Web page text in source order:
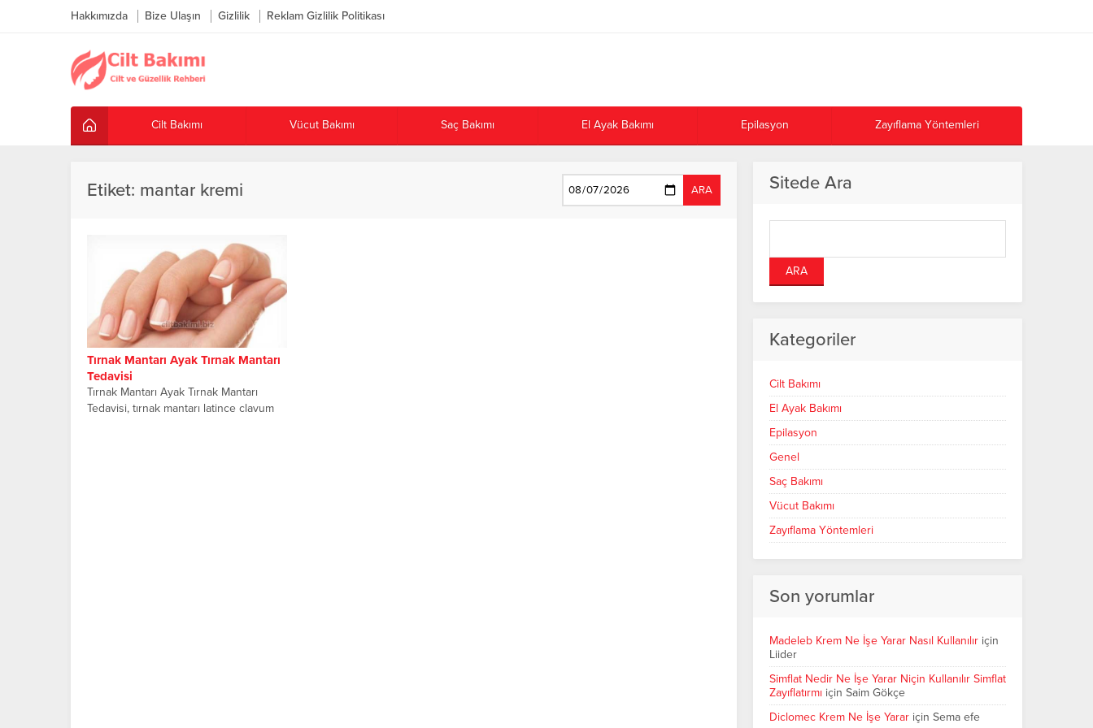
Hakkımızda Bize Ulaşın Gizlilik Reklam Gizlilik Politikası
Cilt Bakımı Vücut Bakımı Saç Bakımı El Ayak Bakımı Epilasyon Zayıflama Yöntemleri
Sitede Ara
Kategoriler
Cilt Bakımı
El Ayak Bakımı
Epilasyon
Genel
Saç Bakımı
Vücut Bakımı
Zayıflama Yöntemleri
Son yorumlar
Madeleb Krem Ne İşe Yarar Nasıl Kullanılır için
Liider
Simflat Nedir Ne İşe Yarar Niçin Kullanılır Simflat
Zayıflatırmı için Saim Gökçe
Diclomec Krem Ne İşe Yarar için Sema efe
Etiket: mantar kremi ARA
Tırnak Mantarı Ayak Tırnak Mantarı
Tedavisi
Tırnak Mantarı Ayak Tırnak Mantarı
Tedavisi, tırnak mantarı latince clavum